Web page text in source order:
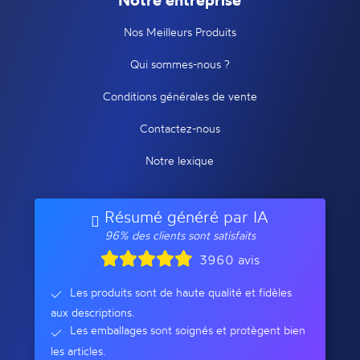
Nos Meilleurs Produits
Qui sommes-nous ?
Conditions générales de vente
Contactez-nous
Notre lexique
Résumé généré par IA
96% des clients sont satisfaits
3960 avis
Les produits sont de haute qualité et fidèles
aux descriptions.
Les emballages sont soignés et protègent bien
les articles.